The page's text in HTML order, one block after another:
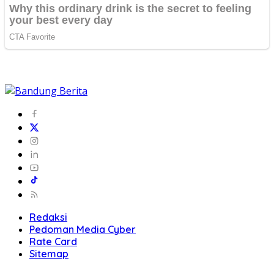
Redaksi
Pedoman Media Cyber
Rate Card
Sitemap